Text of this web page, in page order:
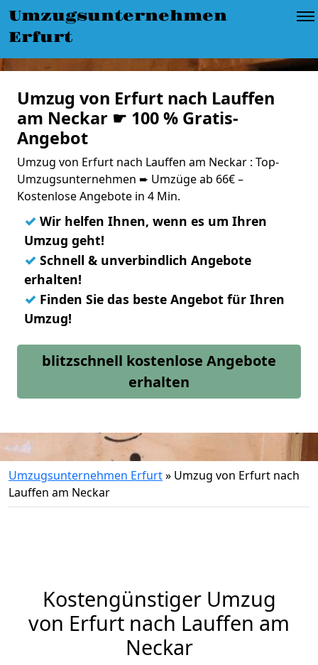
Umzugsunternehmen
Erfurt
Umzug von Erfurt nach Lauffen
am Neckar ☛ 100 % Gratis-
Angebot
Umzug von Erfurt nach Lauffen am Neckar : Top-
Umzugsunternehmen ➨ Umzüge ab 66€ –
Kostenlose Angebote in 4 Min.
✓ Wir helfen Ihnen, wenn es um Ihren
Umzug geht!
✓ Schnell & unverbindlich Angebote
erhalten!
✓ Finden Sie das beste Angebot für Ihren
Umzug!
blitzschnell kostenlose Angebote
erhalten
Umzugsunternehmen Erfurt» Umzug von Erfurt nach
Lauffen am Neckar
Kostengünstiger Umzug
von Erfurt nach Lauffen am
Neckar